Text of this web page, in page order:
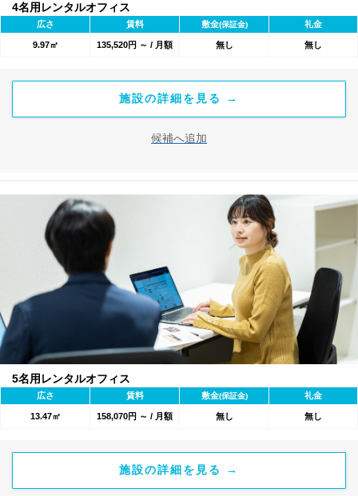
4名用レンタルオフィス
広さ 賃料 敷金(保証金) 礼金
9.97㎡ 135,520円 ～ / 月額 無し 無し
施設の詳細を見る →
候補へ追加
5名用レンタルオフィス
広さ 賃料 敷金(保証金) 礼金
13.47㎡ 158,070円 ～ / 月額 無し 無し
施設の詳細を見る →